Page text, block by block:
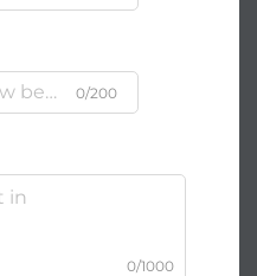
0/200
0/1000